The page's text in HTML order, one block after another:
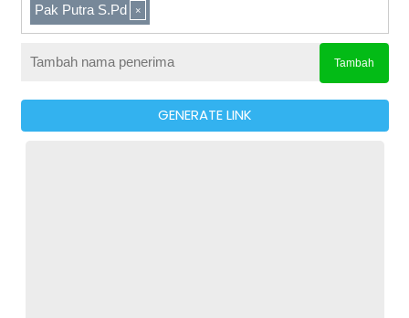
Pak Putra S.Pd
Tambah
GENERATE LINK